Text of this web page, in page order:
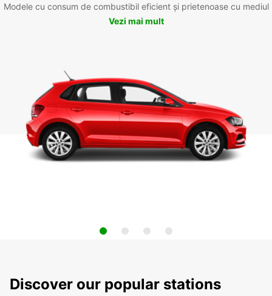
Modele cu consum de combustibil eficient și prietenoase cu mediul
Vezi mai mult
Discover our popular stations